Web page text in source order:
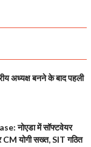
अध्यक्ष बनने के बाद पहली
नोएडा में सॉफ्टवेयर
CM योगी सख्त, SIT गठित